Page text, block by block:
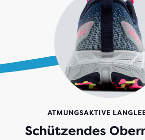
ATMUNGSAKTIVE
Schützendes